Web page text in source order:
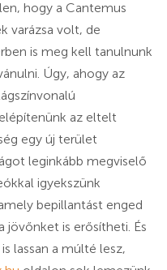
hogy a Cantemus
varázsa volt, de
is meg kell tanulnunk
Úgy, ahogy az
az eltelt
egy új terület
leginkább megviselő
igyekszünk
bepillantást enged
jövőnket is erősítheti. És
lassan a múlté lesz,